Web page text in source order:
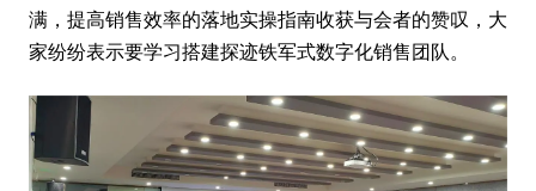
满，提高销售效率的落地实操指南收获与会者的赞叹，大
家纷纷表示要学习搭建探迹铁军式数字化销售团队。